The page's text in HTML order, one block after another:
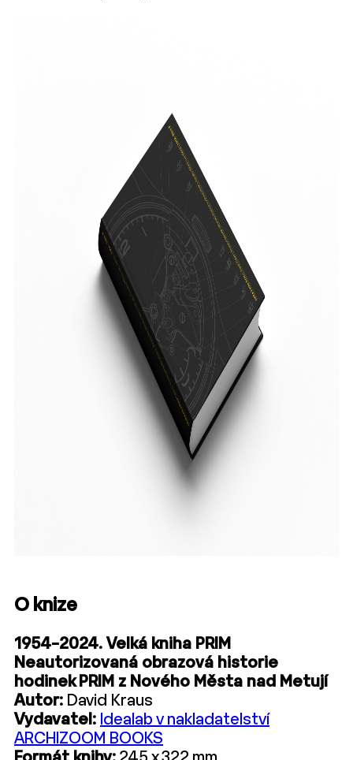
O knize
1954–2024. Velká kniha PRIM
Neautorizovaná obrazová historie
hodinek PRIM z Nového Města nad Metují
Autor: David Kraus
Vydavatel: Idealab v nakladatelství
ARCHIZOOM BOOKS